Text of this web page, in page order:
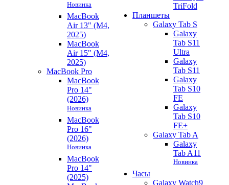
Новинка
MacBook
Air 13" (M4,
2025)
MacBook
Air 15" (M4,
2025)
MacBook Pro
MacBook
Pro 14"
(2026)
Новинка
MacBook
Pro 16"
(2026)
Новинка
MacBook
Pro 14"
(2025)
TriFold
Планшеты
Galaxy Tab S
Galaxy
Tab S11
Ultra
Galaxy
Tab S11
Galaxy
Tab S10
FE
Galaxy
Tab S10
FE+
Galaxy Tab A
Galaxy
Tab A11
Новинка
Часы
Galaxy Watch9